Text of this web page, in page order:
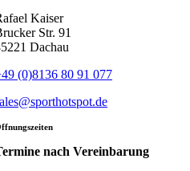
Kaiser
Str. 91
Dachau
(0)8136 80 91 077
nach Vereinbarung